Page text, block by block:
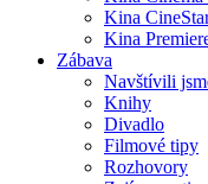
Kina
Kina
Zábava
Navštívili
Knihy
Divadlo
Filmové tipy
Rozhovory